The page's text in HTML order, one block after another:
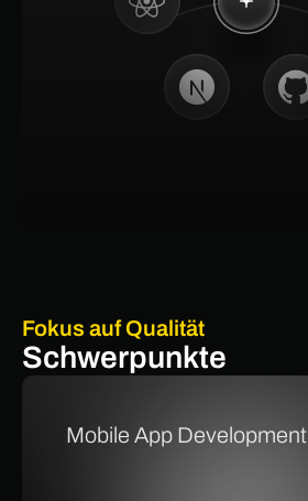
Fokus auf Qualität
Schwerpunkte
Mobile App Development